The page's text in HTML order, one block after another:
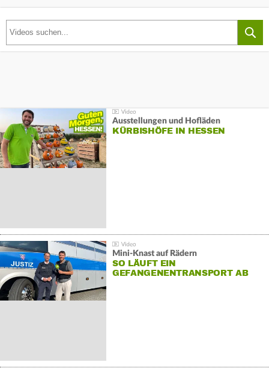
Ausstellungen und Hofläden
KÜRBISHÖFE IN HESSEN
Mini-Knast auf Rädern
SO LÄUFT EIN
GEFANGENENTRANSPORT AB